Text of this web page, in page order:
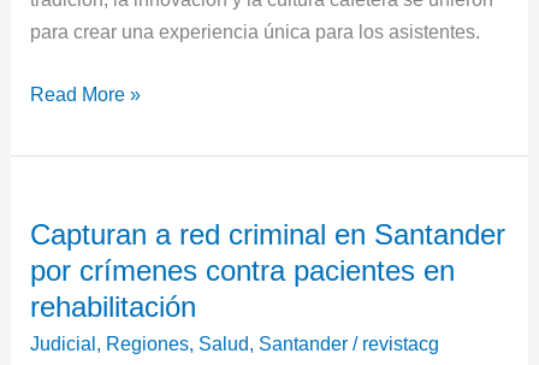
para crear una experiencia única para los asistentes.
Read More »
Capturan a red criminal en Santander
por crímenes contra pacientes en
rehabilitación
Judicial , Regiones, Salud, Santander / revistacg
a
red
criminal
en